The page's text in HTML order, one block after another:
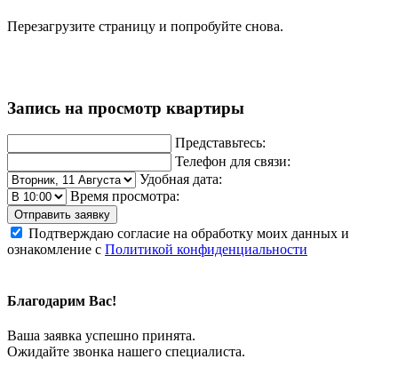
Перезагрузите страницу и попробуйте снова.
Запись на просмотр квартиры
Представьтесь:
Телефон для связи:
Удобная дата:
Время просмотра:
Отправить заявку
Подтверждаю согласие на обработку моих данных и
ознакомление с Политикой конфиденциальности
Благодарим Вас!
Ваша заявка успешно принята.
Ожидайте звонка нашего специалиста.